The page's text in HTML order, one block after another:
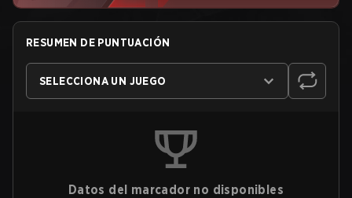
RESUMEN DE PUNTUACIÓN
SELECCIONA UN JUEGO
Datos del marcador no disponibles